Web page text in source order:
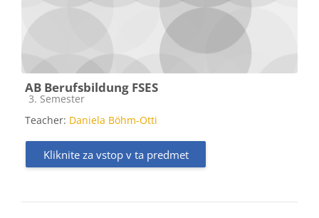
AB Berufsbildung FSES
Kategorija predmeta
3. Semester
Teacher: Daniela Böhm-Otti
Kliknite za vstop v ta predmet